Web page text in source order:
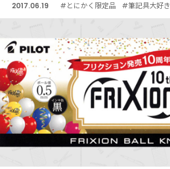
2017.06.19 #とにかく限定品 #筆記具大好き